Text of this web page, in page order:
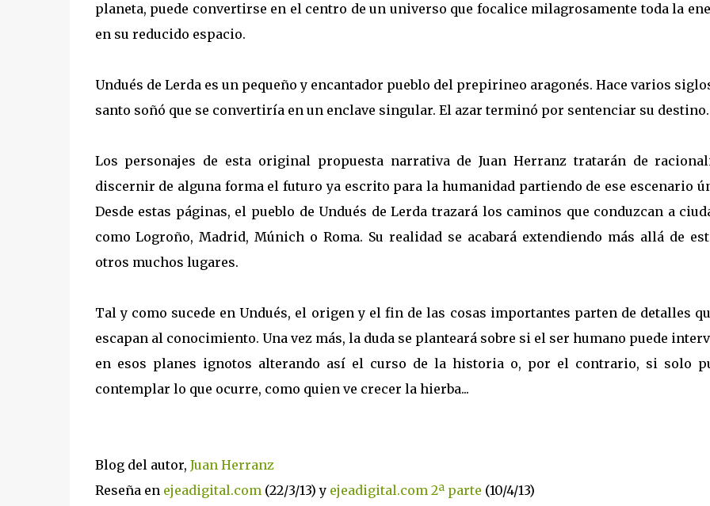
planeta, puede convertirse en el centro de un universo que focalice milagrosamente toda la
en su reducido espacio.
Undués de Lerda es un pequeño y encantador pueblo del prepirineo aragonés. Hace varios
santo soñó que se convertiría en un enclave singular. El azar terminó por sentenciar su destino.
Los personajes de esta original propuesta narrativa de Juan Herranz tratarán de
discernir de alguna forma el futuro ya escrito para la humanidad partiendo de ese escenario
Desde estas páginas, el pueblo de Undués de Lerda trazará los caminos que conduzcan a
como Logroño, Madrid, Múnich o Roma. Su realidad se acabará extendiendo más allá de
otros muchos lugares.
Tal y como sucede en Undués, el origen y el fin de las cosas importantes parten de detalles
escapan al conocimiento. Una vez más, la duda se planteará sobre si el ser humano puede
en esos planes ignotos alterando así el curso de la historia o, por el contrario, si solo
contemplar lo que ocurre, como quien ve crecer la hierba...
Blog del autor, Juan Herranz
Reseña en ejeadigital.com(22/3/13) y ejeadigital.com 2ª parte (10/4/13)